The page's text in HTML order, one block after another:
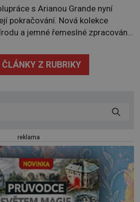
s Arianou Grande nyní
pokračování. Nová kolekce
a jemné řemeslné zpracování
hravě a zároveň rafinovaně.
Swarovski a zpěvačkou a
Z RUBRIKY
reklama